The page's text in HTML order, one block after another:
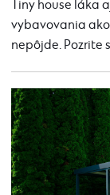
Tiny house láka
vybavovania
nepôjde. Pozrite